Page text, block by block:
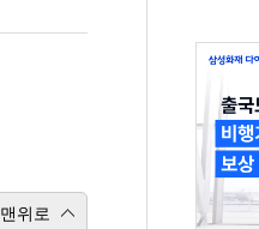
맨위로